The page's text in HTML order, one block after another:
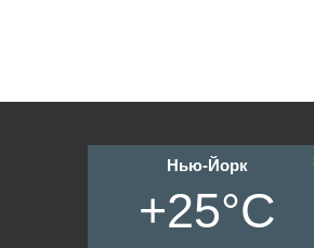
Нью-Йорк
+25°C